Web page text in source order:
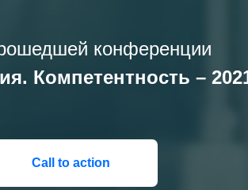
конференции
Компетентность –
Call to action